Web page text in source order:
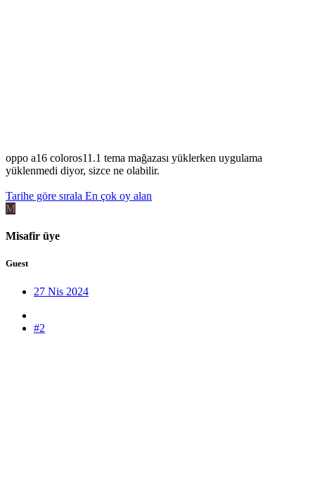
oppo a16 coloros11.1 tema mağazası yüklerken uygulama
yüklenmedi diyor, sizce ne olabilir.
Tarihe göre sırala En çok oy alan
M
Misafir üye
Guest
27 Nis 2024
#2